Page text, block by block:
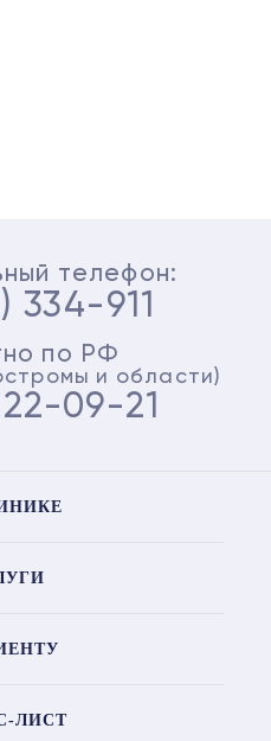
телефон:
334-911
по РФ
и области)
09-21
ЛИСТ